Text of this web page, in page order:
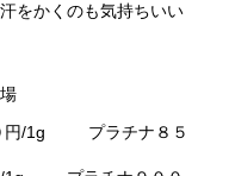
をかくのも気持ちいい
/1g プラチナ８５